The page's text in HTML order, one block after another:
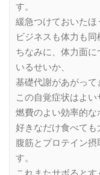
す。
緩急つけておいたほ
ビジネスも体力も同
ちなみに、体力面
いるせいか、
基礎代謝があがって
この自覚症状はよい
燃費のよい効率的な
好きなだけ食べても
腹筋とプロテイン
す。